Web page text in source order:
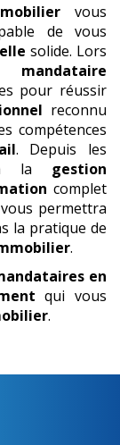
vous
de vous
solide. Lors
mandataire
pour réussir
reconnu
compétences
. Depuis les
la gestion
complet
permettra
la pratique de
.
en
qui vous
.